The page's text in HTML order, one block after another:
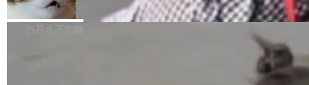
由软件情怀，而是一个跟 AI agent 直接相关的
技术判断。 两行 prompt 就能个性化任何软件 C
关开源项目的开发者，希望参加 DeepSeek Har
ness 的内测，可以回复或私信联系我。请附上
开源
商汤科技宣布面向社区开源轻量级统一多模态模
型的预览版本 SenseNova U1.5-Lite-Preview。
白开水不加糖